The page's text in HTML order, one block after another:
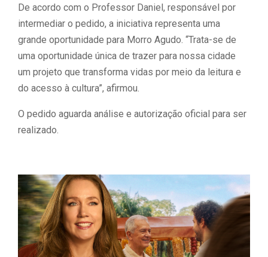
De acordo com o Professor Daniel, responsável por
intermediar o pedido, a iniciativa representa uma
grande oportunidade para Morro Agudo. “Trata-se de
uma oportunidade única de trazer para nossa cidade
um projeto que transforma vidas por meio da leitura e
do acesso à cultura”, afirmou.
O pedido aguarda análise e autorização oficial para ser
realizado.